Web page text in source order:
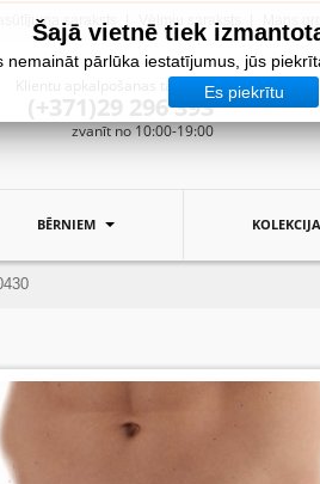
Šajā vietnē tiek
nemaināt pārlūka iestatījumus, jūs
Es piekrītu
saraksts Vēlmju saraksts
Klientu apkalpošanas tālrunis:
(+371)29 296 393
zvanīt no 10:00-19:00
BĒRNIEM